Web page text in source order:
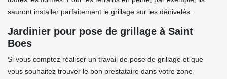
sauront installer parfaitement le grillage sur les dénivelés.
Jardinier pour pose de grillage à Saint
Boes
Si vous comptez réaliser un travail de pose de grillage et que
vous souhaitez trouver le bon prestataire dans votre zone